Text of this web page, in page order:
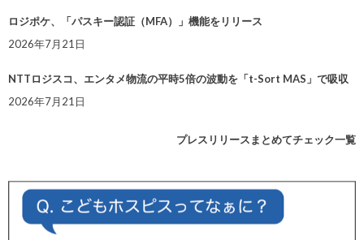
ロジポケ、「パスキー認証（MFA）」機能をリリース
2026年7月21日
NTTロジスコ、エンタメ物流の平時5倍の波動を「t-Sort MAS」で吸収
2026年7月21日
プレスリリースまとめてチェック一覧